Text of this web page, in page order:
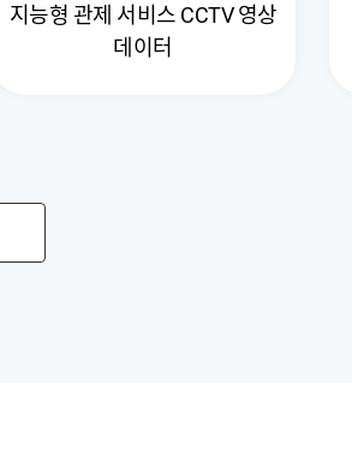
지능형 관제 서비스 CCTV 영상
데이터